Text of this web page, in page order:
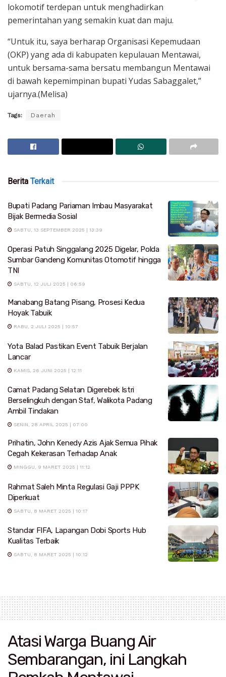
lokomotif terdepan untuk menghadirkan
pemerintahan yang semakin kuat dan maju.
“Untuk itu, saya berharap Organisasi Kepemudaan
(OKP) yang ada di kabupaten kepulauan Mentawai,
untuk bersama-sama bersatu membangun Mentawai
di bawah kepemimpinan bupati Yudas Sabaggalet,”
ujarnya.(Melisa)
Tags: Daerah
Berita Terkait
Bupati Padang Pariaman Imbau Masyarakat
Bijak Bermedia Sosial
SABTU, 13 SEPTEMBER 2025 | 13:39
Operasi Patuh Singgalang 2025 Digelar, Polda
Sumbar Gandeng Komunitas Otomotif hingga
TNI
SABTU, 12 JULI 2025 | 06:59
Manabang Batang Pisang, Prosesi Kedua
Hoyak Tabuik
RABU, 2 JULI 2025 | 10:57
Yota Balad Pastikan Event Tabuik Berjalan
Lancar
KAMIS, 26 JUNI 2025 | 12:11
Camat Padang Selatan Digerebek Istri
Berselingkuh dengan Staf, Walikota Padang
Ambil Tindakan
SENIN, 28 APRIL 2025 | 07:00
Prihatin, John Kenedy Azis Ajak Semua Pihak
Cegah Kekerasan Terhadap Anak
MINGGU, 9 MARET 2025 | 11:12
Rahmat Saleh Minta Regulasi Gaji PPPK
Diperkuat
SABTU, 8 MARET 2025 | 10:17
Standar FIFA, Lapangan Dobi Sports Hub
Kualitas Terbaik
SABTU, 8 MARET 2025 | 10:12
Atasi Warga Buang Air
Sembarangan, ini Langkah